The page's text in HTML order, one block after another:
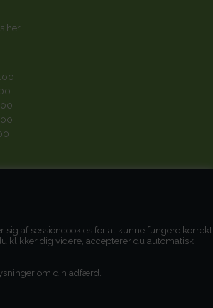
sig af sessioncookies for at kunne fungere korrekt
klikker dig videre, accepterer du automatisk
om din adfærd.
her